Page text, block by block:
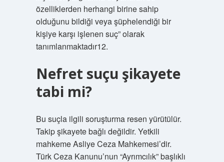
özelliklerden herhangi birine sahip
olduğunu bildiği veya şüphelendiği bir
kişiye karşı işlenen suç” olarak
tanımlanmaktadır12.
Nefret suçu şikayete
tabi mi?
Bu suçla ilgili soruşturma resen yürütülür.
Takip şikayete bağlı değildir. Yetkili
mahkeme Asliye Ceza Mahkemesi’dir.
Türk Ceza Kanunu’nun “Ayrımcılık” başlıklı